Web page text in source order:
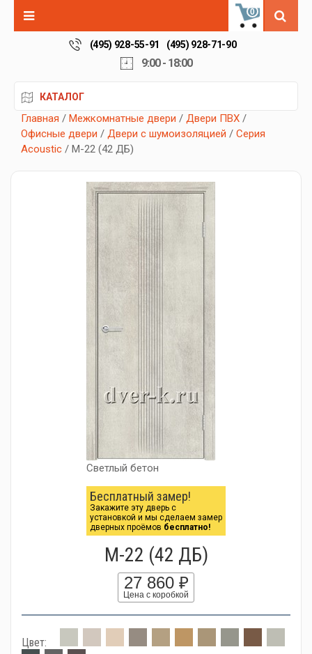
0
(495) 928-55-91 (495) 928-71-90
9:00 - 18:00
КАТАЛОГ
Главная / Межкомнатные двери / Двери ПВХ /
Офисные двери / Двери с шумоизоляцией / Серия
Acoustic / М-22 (42 ДБ)
Светлый бетон
Бесплатный замер!
Закажите эту дверь с
установкой и мы сделаем замер
дверных проёмов бесплатно!
М-22 (42 ДБ)
27 860 ₽
Цена с коробкой
Цвет: